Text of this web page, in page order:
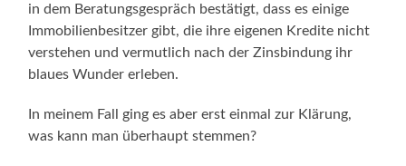
in dem Beratungsgespräch bestätigt, dass es einige
Immobilienbesitzer gibt, die ihre eigenen Kredite nicht
verstehen und vermutlich nach der Zinsbindung ihr
blaues Wunder erleben.
In meinem Fall ging es aber erst einmal zur Klärung,
was kann man überhaupt stemmen?